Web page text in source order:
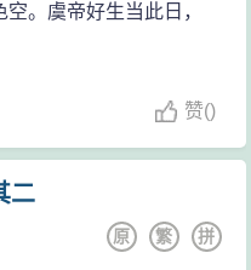
。虞帝好生当此日，
赞()
二
拼
繁
原